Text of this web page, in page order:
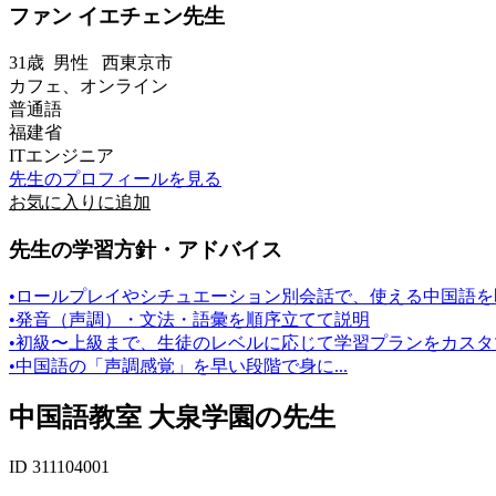
ファン イエチェン先生
31歳 男性 西東京市
カフェ、オンライン
普通語
福建省
ITエンジニア
先生のプロフィールを見る
お気に入りに追加
先生の学習方針・アドバイス
•ロールプレイやシチュエーション別会話で、使える中国語
•発音（声調）・文法・語彙を順序立てて説明
•初級〜上級まで、生徒のレベルに応じて学習プランをカス
•中国語の「声調感覚」を早い段階で身に...
中国語教室 大泉学園の先生
ID 311104001